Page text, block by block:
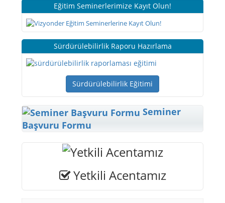
Eğitim Seminerlerimize Kayıt Olun!
Sürdürülebilirlik Raporu Hazırlama
Sürdürülebilirlik Eğitimi
Seminer
Başvuru Formu
Yetkili Acentamız